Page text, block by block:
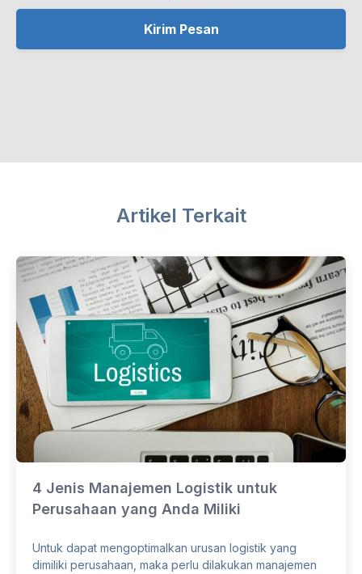
Artikel Terkait
4 Jenis Manajemen Logistik untuk
Perusahaan yang Anda Miliki
Untuk dapat mengoptimalkan urusan logistik yang
dimiliki perusahaan, maka perlu dilakukan manajemen